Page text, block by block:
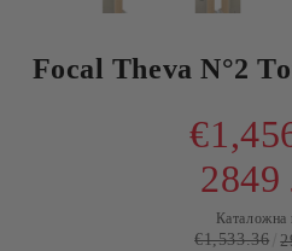
Focal Theva N°2
2849
Каталожна
€1,533.36